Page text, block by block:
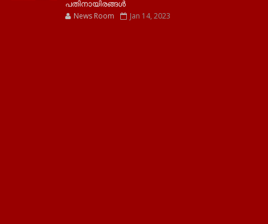
പതിനായിരങ്ങൾ
News Room Jan 14, 2023